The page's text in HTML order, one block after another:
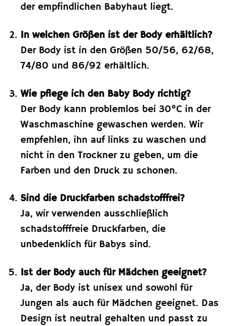
der empfindlichen Babyhaut liegt.
In welchen Größen ist der Body erhältlich?
Der Body ist in den Größen 50/56, 62/68,
74/80 und 86/92 erhältlich.
Wie pflege ich den Baby Body richtig?
Der Body kann problemlos bei 30°C in der
Waschmaschine gewaschen werden. Wir
empfehlen, ihn auf links zu waschen und
nicht in den Trockner zu geben, um die
Farben und den Druck zu schonen.
Sind die Druckfarben schadstofffrei?
Ja, wir verwenden ausschließlich
schadstofffreie Druckfarben, die
unbedenklich für Babys sind.
Ist der Body auch für Mädchen geeignet?
Ja, der Body ist unisex und sowohl für
Jungen als auch für Mädchen geeignet. Das
Design ist neutral gehalten und passt zu